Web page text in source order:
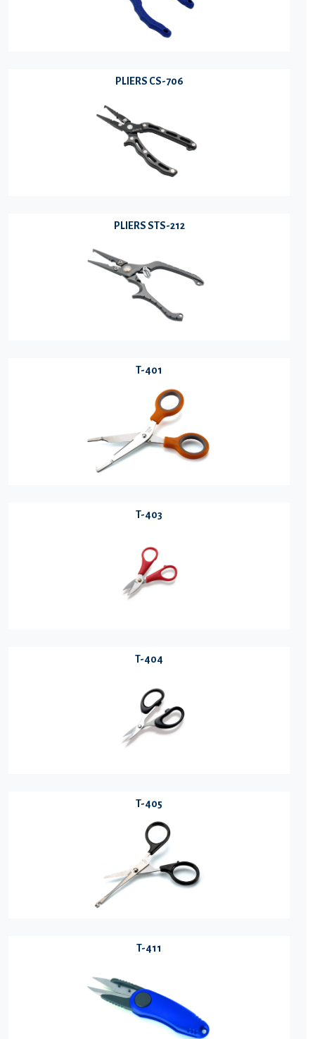
PLIERS CS-706
PLIERS STS-212
T-401
T-403
T-404
T-405
T-411